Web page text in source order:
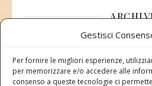
Gestisci
Per fornire le migliori esperienze,
per memorizzare e/o accedere alle
consenso a queste tecnologie ci